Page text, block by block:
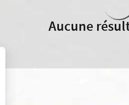
Aucune